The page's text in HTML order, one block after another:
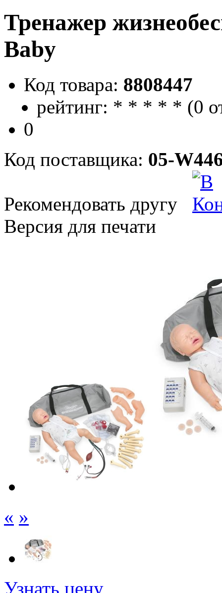
Тренажер
Baby
Код товара: 8808447
рейтинг: * * * * * (0
0
Код поставщика: 05-
Рекомендовать другу
Версия для печати
« »
Узнать цену